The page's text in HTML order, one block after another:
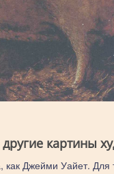
картины
Джейми Уайет.